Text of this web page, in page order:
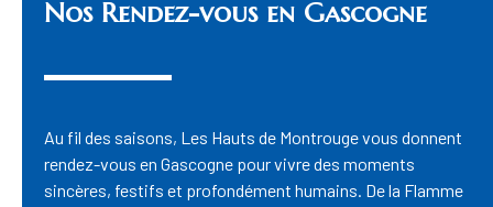
Nos Rendez-vous en Gascogne
Au fil des saisons, Les Hauts de Montrouge vous donnent
rendez-vous en Gascogne pour vivre des moments
sincères, festifs et profondément humains. De la Flamme